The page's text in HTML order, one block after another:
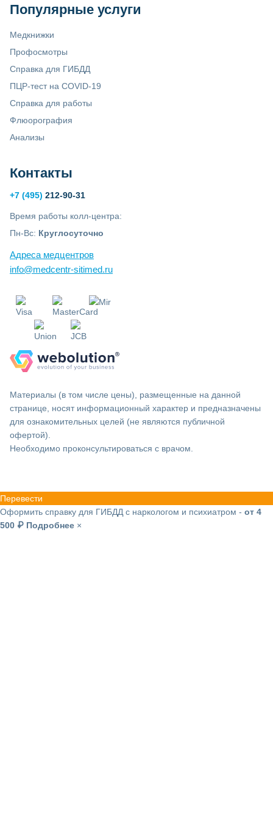
Популярные услуги
Медкнижки
Профосмотры
Справка для ГИБДД
ПЦР-тест на COVID-19
Справка для работы
Флюорография
Анализы
Контакты
+7 (495) 212-90-31
Время работы колл-центра:
Пн-Вс: Круглосуточно
Адреса медцентров
info@medcentr-sitimed.ru
Материалы (в том числе цены), размещенные на данной
странице, носят информационный характер и предназначены
для ознакомительных целей (не являются публичной
офертой).
Необходимо проконсультироваться с врачом.
Перевести
Оформить справку для ГИБДД с наркологом и психиатром - от 4
500 ₽ Подробнее ×